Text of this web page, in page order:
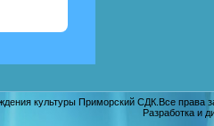
культуры Приморский СДК.Все
Разработка и